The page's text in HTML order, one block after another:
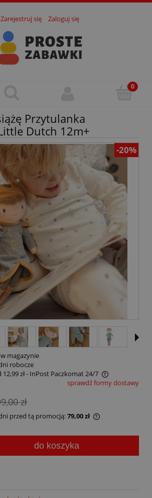
Zarejestruj się Zaloguj się
Przytulanka
Dutch 12m+
-20%
w magazynie
robocze
12,99 zł- InPost Paczkomat 24/7
sprawdź formy dostawy
zł
przed tą promocją:79,00 zł
do koszyka